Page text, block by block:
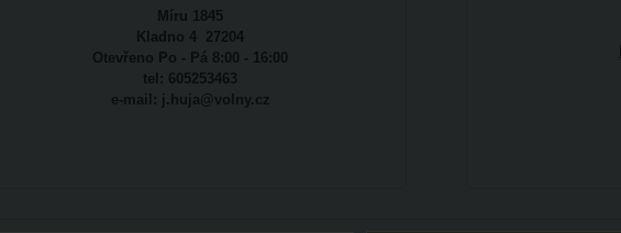
Míru 1845
Kladno 4 27204
Otevřeno Po - Pá 8:00 - 16:00
tel: 605253463
e-mail: j.huja@volny.cz